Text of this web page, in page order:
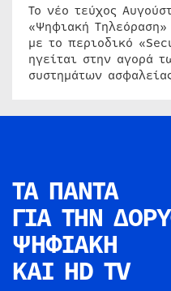
Το νέο τεύχος
«Ψηφιακή
με το περιοδικό
ηγείται στην αγορά
συστημάτων
ΤΑ ΠΑΝΤΑ
ΓΙΑ ΤΗΝ
ΨΗΦΙΑΚΗ
ΚΑΙ HD TV